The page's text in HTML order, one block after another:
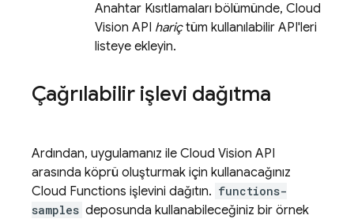
Anahtar Kısıtlamaları bölümünde, Cloud
Vision API hariçtüm kullanılabilir API'leri
listeye ekleyin.
Çağrılabilir işlevi dağıtma
Ardından, uygulamanız ile Cloud Vision API
arasında köprü oluşturmak için kullanacağınız
Cloud Functions işlevini dağıtın. functions-
samples deposunda kullanabileceğiniz bir örnek